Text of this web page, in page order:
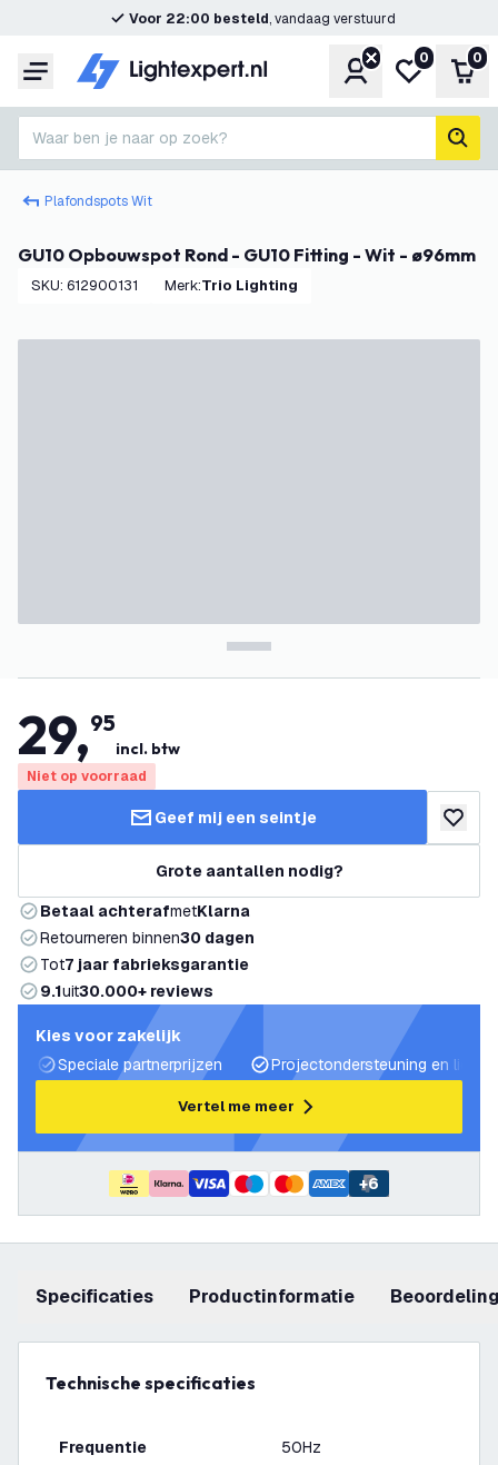
Voor 22:00 besteld, vandaag verstuurd
Menu Account
Mijn
0 0
Waar ben je naar op zoek?
Plafondspots Wit
GU10 Opbouwspot Rond - GU10 Fitting - Wit - ø96mm
SKU: 612900131 Merk: Trio Lighting
29,95
incl. btw
Niet op voorraad
Geef mij een seintje
Grote aantallen nodig?
Betaal achterafmetKlarna
Retourneren binnen30 dagen
Tot7 jaar fabrieksgarantie
9.1uit30.000+ reviews
Kies voor zakelijk
Speciale partnerprijzen
Projectondersteuning en
Vertel me meer
+6
Specificaties productinformatie
Technische specificaties
Frequentie 50Hz